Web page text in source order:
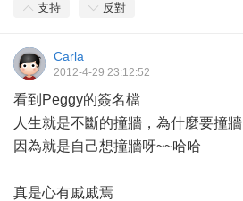
支持 反對
Carla
2012-4-29 23:12:52
看到Peggy的簽名檔
人生就是不斷的撞牆，為什麼要撞牆
因為就是自己想撞牆呀~~哈哈
真是心有戚戚焉